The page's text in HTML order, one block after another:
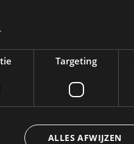
Targeting
ALLES AFWIJZEN